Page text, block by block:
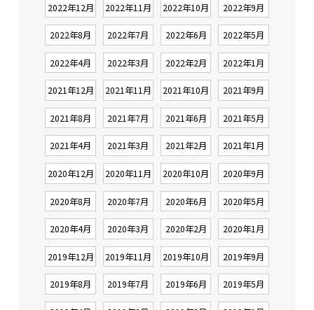
2022年12月 2022年11月 2022年10月 2022年9月
2022年8月 2022年7月 2022年6月 2022年5月
2022年4月 2022年3月 2022年2月 2022年1月
2021年12月 2021年11月 2021年10月 2021年9月
2021年8月 2021年7月 2021年6月 2021年5月
2021年4月 2021年3月 2021年2月 2021年1月
2020年12月 2020年11月 2020年10月 2020年9月
2020年8月 2020年7月 2020年6月 2020年5月
2020年4月 2020年3月 2020年2月 2020年1月
2019年12月 2019年11月 2019年10月 2019年9月
2019年8月 2019年7月 2019年6月 2019年5月